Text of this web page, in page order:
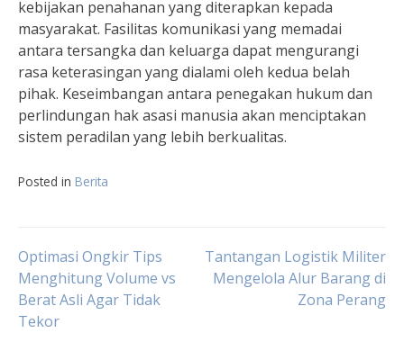
kebijakan penahanan yang diterapkan kepada
masyarakat. Fasilitas komunikasi yang memadai
antara tersangka dan keluarga dapat mengurangi
rasa keterasingan yang dialami oleh kedua belah
pihak. Keseimbangan antara penegakan hukum dan
perlindungan hak asasi manusia akan menciptakan
sistem peradilan yang lebih berkualitas.
Posted in Berita
Navigasi
pos
Optimasi Ongkir Tips
Menghitung Volume vs
Berat Asli Agar Tidak
Tekor
Tantangan Logistik Militer
Mengelola Alur Barang di
Zona Perang